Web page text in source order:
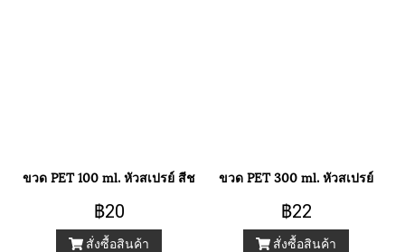
ขวด PET 100 ml. หัวสเปรย์ สีชมพู
฿20
สั่งซื้อสินค้า
ขวด PET 300 ml. หัวสเปรย์
฿22
สั่งซื้อสินค้า